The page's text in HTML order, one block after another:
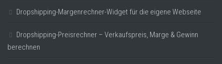
Dropshipping-Margenrechner-Widget für die eigene Webseite
Dropshipping-Preisrechner – Verkaufspreis, Marge & Gewinn
berechnen